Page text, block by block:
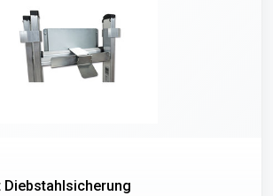
Diebstahlsicherung